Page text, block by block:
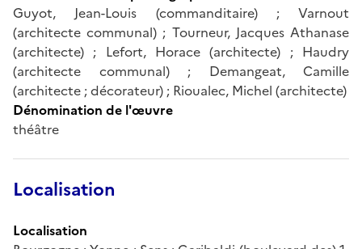
Guyot, Jean-Louis (commanditaire) ; Varnout
(architecte communal) ; Tourneur, Jacques Athanase
(architecte) ; Lefort, Horace (architecte) ; Haudry
(architecte communal) ; Demangeat, Camille
(architecte ; décorateur) ; Rioualec, Michel (architecte)
Dénomination de l'œuvre
théâtre
Localisation
Localisation